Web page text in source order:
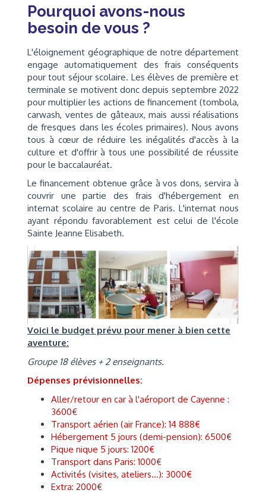
Pourquoi avons-nous
besoin de vous ?
L'éloignement géographique de notre département
engage automatiquement des frais conséquents
pour tout séjour scolaire. Les élèves de première et
terminale se motivent donc depuis septembre 2022
pour multiplier les actions de financement (tombola,
carwash, ventes de gâteaux, mais aussi réalisations
de fresques dans les écoles primaires). Nous avons
tous à cœur de réduire les inégalités d'accès à la
culture et d'offrir à tous une possibilité de réussite
pour le baccalauréat.
Le financement obtenue grâce à vos dons, servira à
couvrir une partie des frais d'hébergement en
internat scolaire au centre de Paris. L'internat nous
ayant répondu favorablement est celui de l'école
Sainte Jeanne Elisabeth.
Voici le budget prévu pour mener à bien cette
aventure:
Groupe 18 élèves + 2 enseignants.
Dépenses prévisionnelles:
Aller/retour en car à l'aéroport de Cayenne :
3600€
Transport aérien (air France): 14 888€
Hébergement 5 jours (demi-pension): 6500€
Pique nique 5 jours: 1200€
Transport dans Paris: 1000€
Activités (visites, ateliers...): 3000€
Extra: 2000€